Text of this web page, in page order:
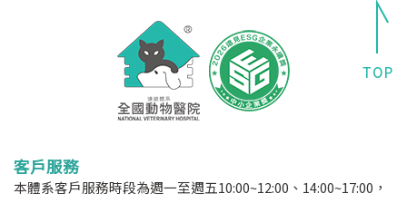
客戶服務
本體系客戶服務時段為週一至週五10:00~12:00、14:00~17:00，